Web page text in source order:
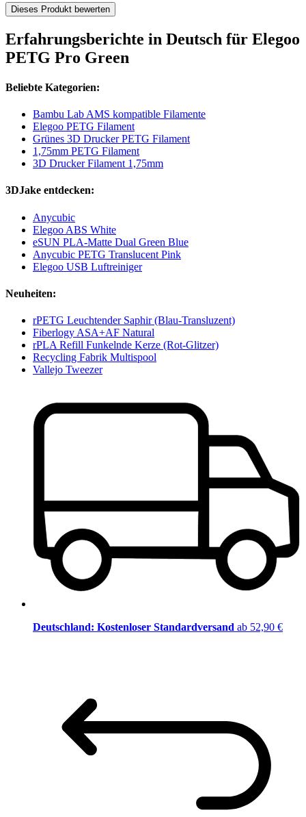
Dieses Produkt bewerten
Erfahrungsberichte in Deutsch für Elegoo
PETG Pro Green
Beliebte Kategorien:
Bambu Lab AMS kompatible Filamente
Elegoo PETG Filament
Grünes 3D Drucker PETG Filament
1,75mm PETG Filament
3D Drucker Filament 1,75mm
3DJake entdecken:
Anycubic
Elegoo ABS White
eSUN PLA-Matte Dual Green Blue
Anycubic PETG Translucent Pink
Elegoo USB Luftreiniger
Neuheiten:
rPETG Leuchtender Saphir (Blau-Transluzent)
Fiberlogy ASA+AF Natural
rPLA Refill Funkelnde Kerze (Rot-Glitzer)
Recycling Fabrik Multispool
Vallejo Tweezer
Deutschland: Kostenloser Standardversand ab 52,90 €